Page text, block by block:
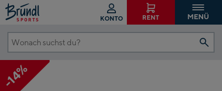
KONTO RENT MENÜ
Wonach
suchst
du?
-14%